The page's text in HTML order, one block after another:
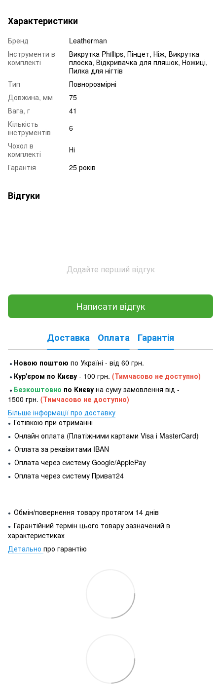
Характеристики
Бренд
Leatherman
Інструменти в
комплекті
Викрутка Phillips, Пінцет, Ніж, Викрутка
плоска, Відкривачка для пляшок, Ножиці,
Пилка для нігтів
Тип
Повнорозмірні
Довжина, мм
75
Вага, г
41
Кількість
інструментів
6
Чохол в
комплекті
Ні
Гарантія
25 років
Відгуки
Додайте перший відгук
Написати відгук
Доставка Оплата Гарантія
● Новою поштою по Україні - від 60 грн.
● Кур'єром по Києву - 100 грн. (Тимчасово не доступно)
● Безкоштовно по Києву на суму замовлення від -
1500 грн. (Тимчасово не доступно)
Більше інформації про доставку
● Готівкою при отриманні
● Онлайн оплата (Платіжними картами Visa і MasterCard)
● Оплата за реквізитами IBAN
● Оплата через систему Google/ApplePay
● Оплата через систему Приват24
● Обмін/повернення товару протягом 14 днів
● Гарантійний термін цього товару зазначений в
характеристиках
Детально про гарантію